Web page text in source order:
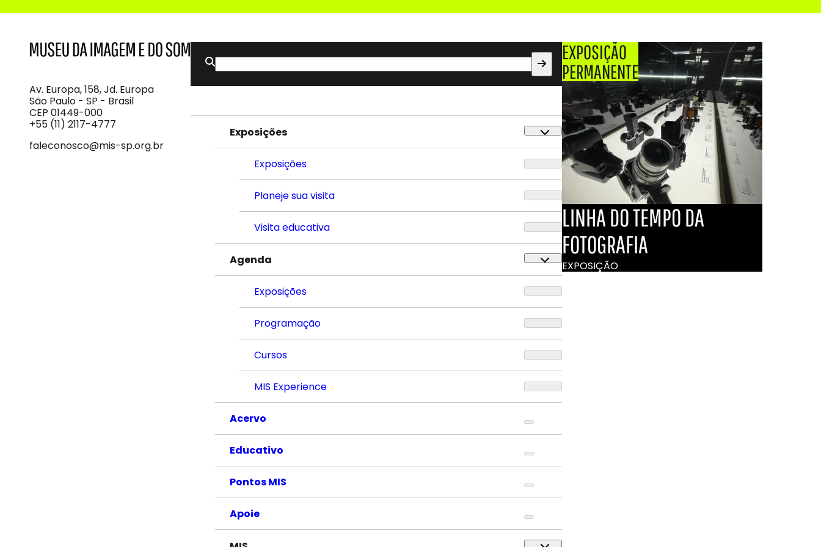
Imagem
e
do
Som
Av. Europa, 158, Jd. Europa
São Paulo - SP - Brasil
CEP 01449-000
+55 (11) 2117-4777
faleconosco@mis-sp.org.br
Buscar
por:
Exposições
Exposições
Planeje sua visita
Visita educativa
Agenda
Exposições
Programação
Cursos
MIS Experience
Acervo
Educativo
Pontos MIS
Apoie
EXPOSIÇÃO
PERMANENTE
LINHA DO TEMPO DA
FOTOGRAFIA
EXPOSIÇÃO